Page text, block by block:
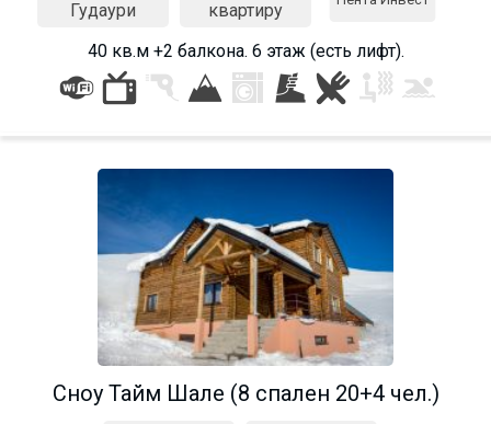
Гудаури
квартиру
40 кв.м +2 балкона. 6 этаж (есть лифт).
Сноу Тайм Шале (8 спален 20+4 чел.)